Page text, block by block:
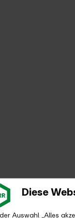
Diese
Auswahl „Alles